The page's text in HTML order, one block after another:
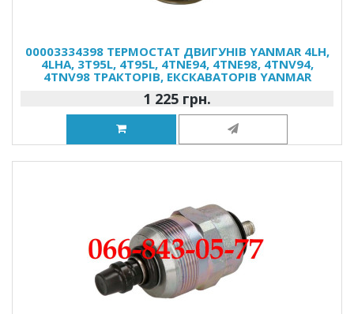
00003334398 ТЕРМОСТАТ ДВИГУНІВ YANMAR 4LH,
4LHA, 3T95L, 4T95L, 4TNE94, 4TNE98, 4TNV94,
4TNV98 ТРАКТОРІВ, ЕКСКАВАТОРІВ YANMAR
1 225 грн.